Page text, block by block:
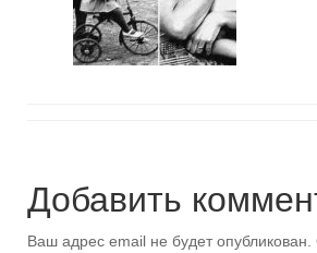
Добавить
Ваш адрес email не будет опубликован.